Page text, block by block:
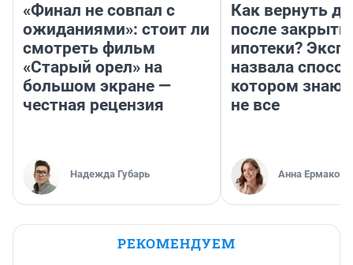
«Финал не совпал с
ожиданиями»: стоит ли
смотреть фильм
«Старый орел» на
большом экране —
честная рецензия
Надежда Губарь
Как вернуть
после
ипотеки?
назвала
котором
не все
Анна Ермакова
РЕКОМЕНДУЕМ